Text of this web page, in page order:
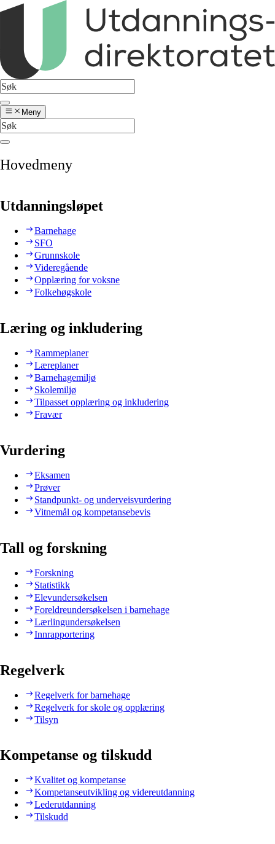
Meny
Hovedmeny
Utdanningsløpet
Barnehage
SFO
Grunnskole
Videregående
Opplæring for voksne
Folkehøgskole
Læring og inkludering
Rammeplaner
Læreplaner
Barnehagemiljø
Skolemiljø
Tilpasset opplæring og inkludering
Fravær
Vurdering
Eksamen
Prøver
Standpunkt- og underveisvurdering
Vitnemål og kompetansebevis
Tall og forskning
Forskning
Statistikk
Elevundersøkelsen
Foreldreundersøkelsen i barnehage
Lærlingundersøkelsen
Innrapportering
Regelverk
Regelverk for barnehage
Regelverk for skole og opplæring
Tilsyn
Kompetanse og tilskudd
Kvalitet og kompetanse
Kompetanseutvikling og videreutdanning
Lederutdanning
Tilskudd